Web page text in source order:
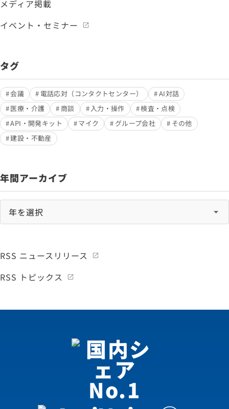
メディア掲載
イベント・セミナー
タグ
会議 電話応対（コンタクトセンター）
AI対話
医療・介護
商談 入力・操作
検査・点検
API・開発キット
マイク グループ会社
その他
建設・不動産
年間アーカイブ
RSS ニュースリリース
RSS トピックス